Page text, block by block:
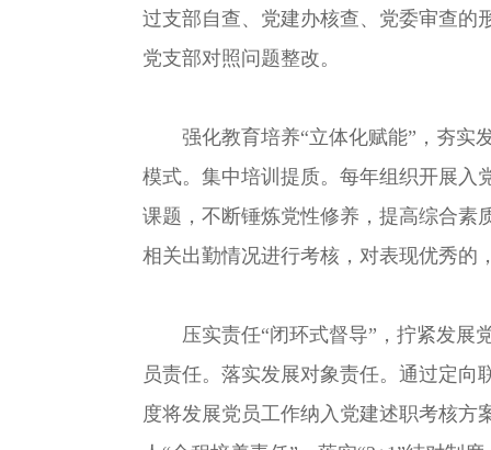
过支部自查、党建办核查、党委审查的
党支部对照问题整改。
强化教育培养“立体化赋能”，夯实
模式。集中培训提质。每年组织开展入
课题，不断锤炼党性修养，提高综合素
相关出勤情况进行考核，对表现优秀的
压实责任“闭环式督导”，拧紧发展
员责任。落实发展对象责任。通过定向
度将发展党员工作纳入党建述职考核